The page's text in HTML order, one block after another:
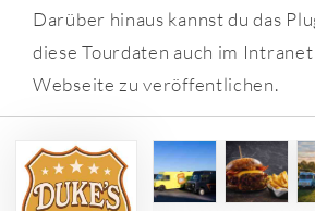
Darüber hinaus kannst du das
diese Tourdaten auch im
Webseite zu veröffentlichen.